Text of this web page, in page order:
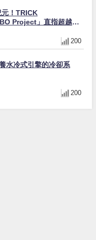
元！TRICK
Project」直指超越
200
水冷式引擎的冷卻系
200